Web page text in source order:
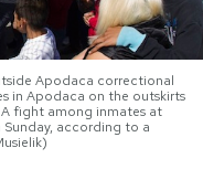
Apodaca correctional
in Apodaca on the outskirts
A fight among inmates at
according to a